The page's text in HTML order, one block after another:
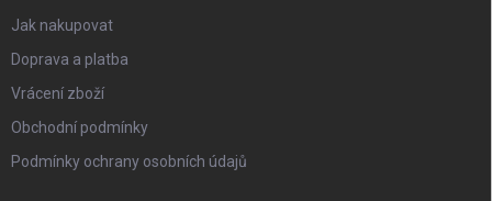
Jak nakupovat
Doprava a platba
Vrácení zboží
Obchodní podmínky
Podmínky ochrany osobních údajů